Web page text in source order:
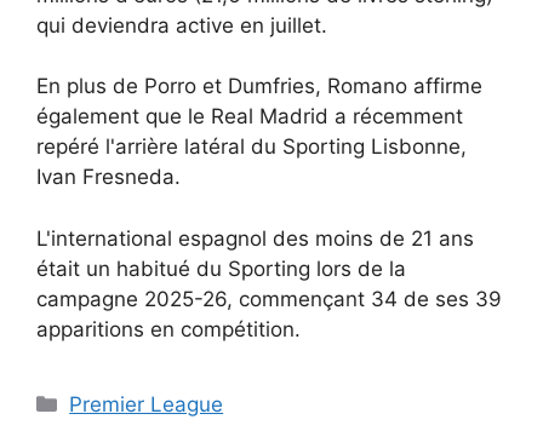
qui deviendra active en juillet.
En plus de Porro et Dumfries, Romano affirme
également que le Real Madrid a récemment
repéré l'arrière latéral du Sporting Lisbonne,
Ivan Fresneda.
L'international espagnol des moins de 21 ans
était un habitué du Sporting lors de la
campagne 2025-26, commençant 34 de ses 39
apparitions en compétition.
Catégories
Premier League